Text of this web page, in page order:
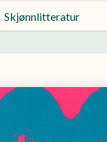
Skjønnlitteratur